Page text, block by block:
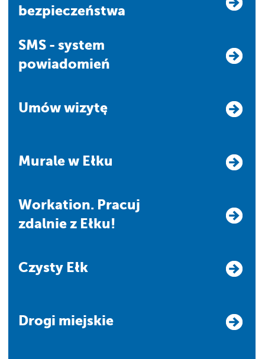
bezpieczeństwa
SMS - system
powiadomień
Umów wizytę
Murale w Ełku
Workation. Pracuj
zdalnie z Ełku!
Czysty Ełk
Drogi miejskie